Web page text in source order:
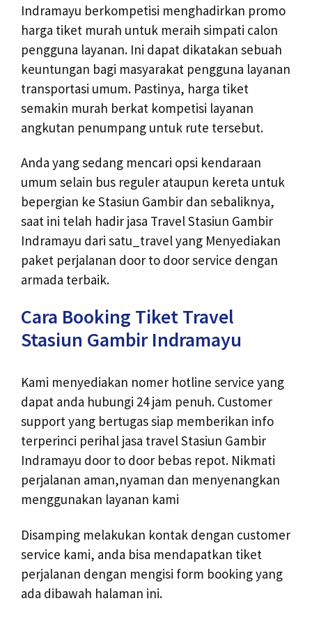
Indramayu berkompetisi menghadirkan promo
harga tiket murah untuk meraih simpati calon
pengguna layanan. Ini dapat dikatakan sebuah
keuntungan bagi masyarakat pengguna layanan
transportasi umum. Pastinya, harga tiket
semakin murah berkat kompetisi layanan
angkutan penumpang untuk rute tersebut.
Anda yang sedang mencari opsi kendaraan
umum selain bus reguler ataupun kereta untuk
bepergian ke Stasiun Gambir dan sebaliknya,
saat ini telah hadir jasa Travel Stasiun Gambir
Indramayu dari satu_travel yang Menyediakan
paket perjalanan door to door service dengan
armada terbaik.
Cara Booking Tiket Travel
Stasiun Gambir Indramayu
Kami menyediakan nomer hotline service yang
dapat anda hubungi 24 jam penuh. Customer
support yang bertugas siap memberikan info
terperinci perihal jasa travel Stasiun Gambir
Indramayu door to door bebas repot. Nikmati
perjalanan aman,nyaman dan menyenangkan
menggunakan layanan kami
Disamping melakukan kontak dengan customer
service kami, anda bisa mendapatkan tiket
perjalanan dengan mengisi form booking yang
ada dibawah halaman ini.